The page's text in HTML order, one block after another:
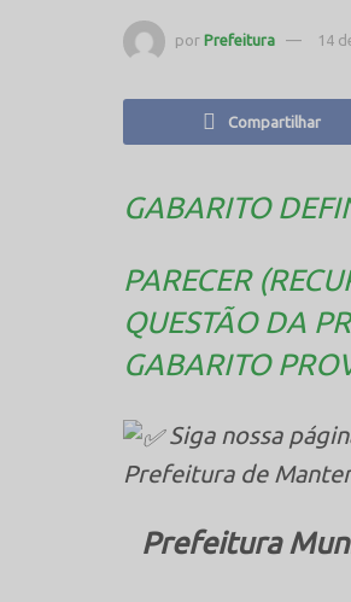
por Prefeitura 14
Compartilhar
GABARITO
PARECER
QUESTÃO DA
GABARITO
Siga nossa
Prefeitura de
Prefeitura